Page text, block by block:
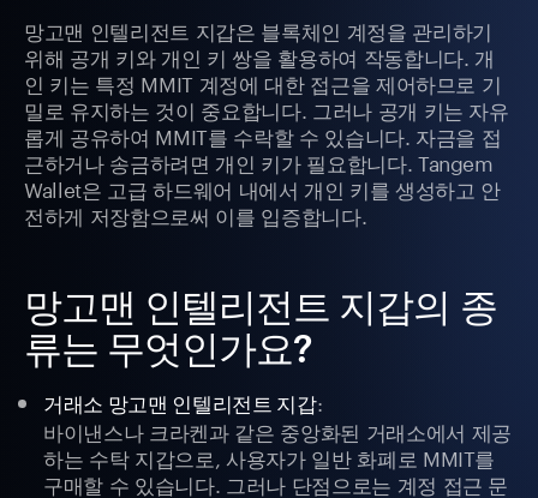
망고맨 인텔리전트 지갑은 블록체인 계정을 관리하기
위해 공개 키와 개인 키 쌍을 활용하여 작동합니다. 개
인 키는 특정 MMIT 계정에 대한 접근을 제어하므로 기
밀로 유지하는 것이 중요합니다. 그러나 공개 키는 자유
롭게 공유하여 MMIT를 수락할 수 있습니다. 자금을 접
근하거나 송금하려면 개인 키가 필요합니다. Tangem
Wallet은 고급 하드웨어 내에서 개인 키를 생성하고 안
전하게 저장함으로써 이를 입증합니다.
망고맨 인텔리전트 지갑의 종
류는 무엇인가요?
거래소 망고맨 인텔리전트 지갑:
바이낸스나 크라켄과 같은 중앙화된 거래소에서 제공
하는 수탁 지갑으로, 사용자가 일반 화폐로 MMIT를
구매할 수 있습니다. 그러나 단점으로는 계정 접근 문